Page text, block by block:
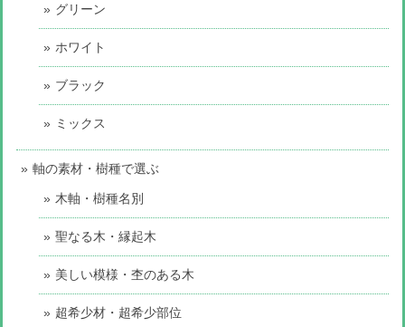
グリーン
ホワイト
ブラック
ミックス
軸の素材・樹種で選ぶ
木軸・樹種名別
聖なる木・縁起木
美しい模様・杢のある木
超希少材・超希少部位